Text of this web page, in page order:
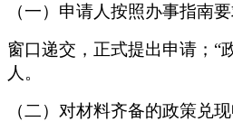
（一）申请人按照办事指南
窗口递交，正式提出申请； “
人。
（二）对材料齐备的政策兑